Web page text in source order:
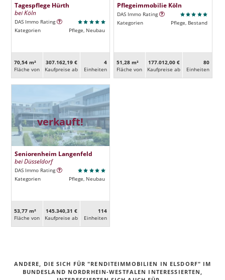
Tagespflege Hürth
bei Köln
DAS Immo Rating
Kategorien
Pflege, Neubau
70,54 m²
Fläche von
307.162,19 €
Kaufpreise ab
4
Ein­heiten
Pflegeimmobilie Köln
DAS Immo Rating
Kategorien
Pflege, Bestand
51,28 m²
Fläche von
177.012,00 €
Kaufpreise ab
80
Ein­heiten
verkauft!
Seniorenheim Langenfeld
bei Düsseldorf
DAS Immo Rating
Kategorien
Pflege, Neubau
53,77 m²
Fläche von
145.340,31 €
Kaufpreise ab
114
Ein­heiten
ANDERE, DIE SICH FÜR "RENDITEIMMOBILIEN IN ELSDORF" IM
BUNDESLAND NORDRHEIN-WESTFALEN INTERESSIERTEN,